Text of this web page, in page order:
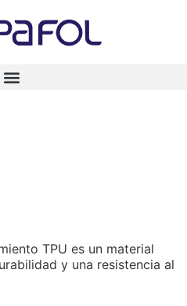
TPU es un material
y una resistencia al